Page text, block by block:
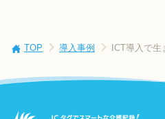
TOP 導入事例 ICT導入で